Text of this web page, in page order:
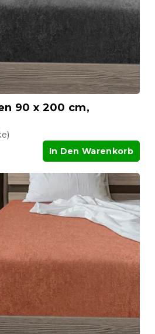
90 x 200 cm,
In Den Warenkorb